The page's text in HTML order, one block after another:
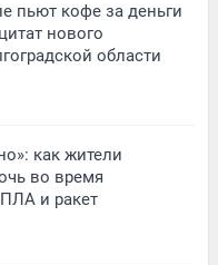
пьют кофе за деньги
нового
области
как жители
во время
и ракет